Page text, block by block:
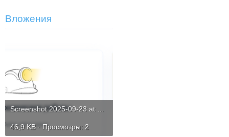
Вложения
46,9 KB · Просмотры: 2